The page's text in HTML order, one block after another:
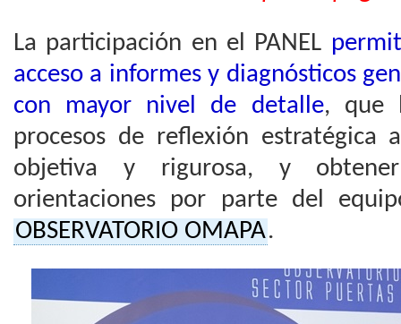
La participación en el PANEL
acceso a informes y diagnósticos
con mayor nivel de detalle, que
procesos de reflexión estratégica
objetiva y rigurosa, y obtener
orientaciones por parte del
OBSERVATORIO OMAPA.